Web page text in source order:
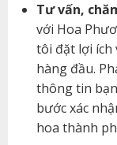
Tư vấn,
với Hoa
tôi đặt lợi ích
hàng đầu.
thông tin
bước xác
hoa thành